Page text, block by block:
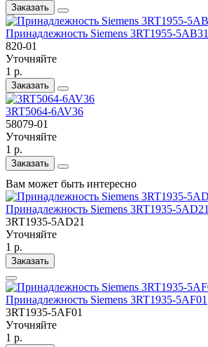
Заказать
Принадлежность Siemens 3RT1955-5AB31
820-01
Уточняйте
1 р.
Заказать
3RT5064-6AV36
58079-01
Уточняйте
1 р.
Заказать
Вам может быть интересно
Принадлежность Siemens 3RT1935-5AD21
3RT1935-5AD21
Уточняйте
1 р.
Заказать
Принадлежность Siemens 3RT1935-5AF01
3RT1935-5AF01
Уточняйте
1 р.